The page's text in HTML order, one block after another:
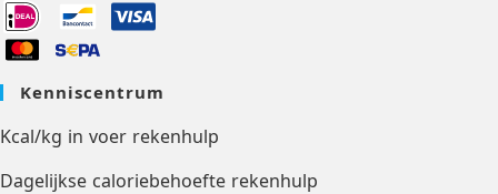
Kenniscentrum
Kcal/kg in voer rekenhulp
Dagelijkse caloriebehoefte rekenhulp